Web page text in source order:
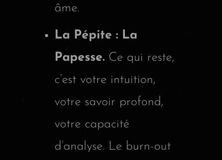
âme.
La Pépite : La
Papesse. Ce qui reste,
c’est votre intuition,
votre savoir profond,
votre capacité
d’analyse. Le burn-out